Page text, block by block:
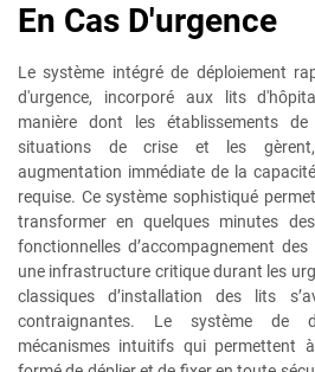
En Cas D'urgence
Le système intégré de déploiement
d'urgence, incorporé aux lits
manière dont les établissements
situations de crise et les gèrent,
augmentation immédiate de la
requise. Ce système sophistiqué
transformer en quelques minutes
fonctionnelles d’accompagnement
une infrastructure critique durant les
classiques d’installation des lits
contraignantes. Le système de
mécanismes intuitifs qui permettent